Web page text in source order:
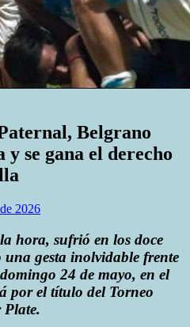
Belgrano
y se gana el derecho
2026
hora, sufrió en los doce
gesta inolvidable frente
24 de mayo, en el
por el título del Torneo
Plate.